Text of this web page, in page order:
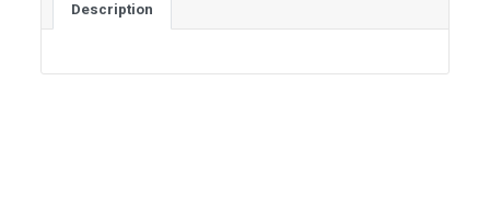
Description